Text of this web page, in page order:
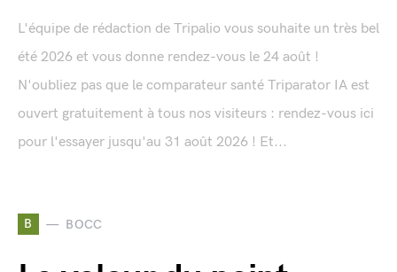
L'équipe de rédaction de Tripalio vous souhaite un très bel
été 2026 et vous donne rendez-vous le 24 août !
N'oubliez pas que le comparateur santé Triparator IA est
ouvert gratuitement à tous nos visiteurs : rendez-vous ici
pour l'essayer jusqu'au 31 août 2026 ! Et...
B BOCC